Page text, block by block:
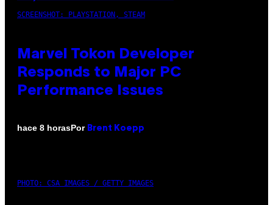
SCREENSHOT: PLAYSTATION, STEAM
Marvel Tokon Developer
Responds to Major PC
Performance Issues
hace 8 horasPor Brent Koepp
PHOTO: CSA IMAGES / GETTY IMAGES